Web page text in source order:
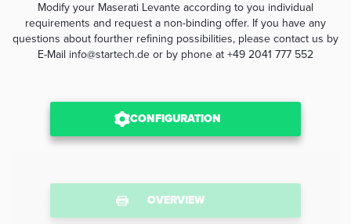
Modify your Maserati Levante according to you individual
requirements and request a non-binding offer. If you have any
questions about fourther refining possibilities, please contact us by
E-Mail info@startech.de or by phone at +49 2041 777 552
CONFIGURATION
OVERVIEW